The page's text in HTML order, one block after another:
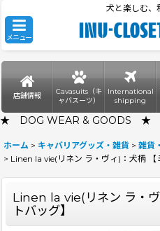
犬と楽しむ、
メニュー
店舗情報
Cavasuits（キ
ャバスーツ）
International
shipping
★ DOG WEAR & GOODS ★
ホーム > キャバリアグッズ・雑貨 > 雑貨
> Linen la vie(リネン ラ・ヴィ)：犬柄 【
Linen la vie(リネン ラ・
トバッグ】